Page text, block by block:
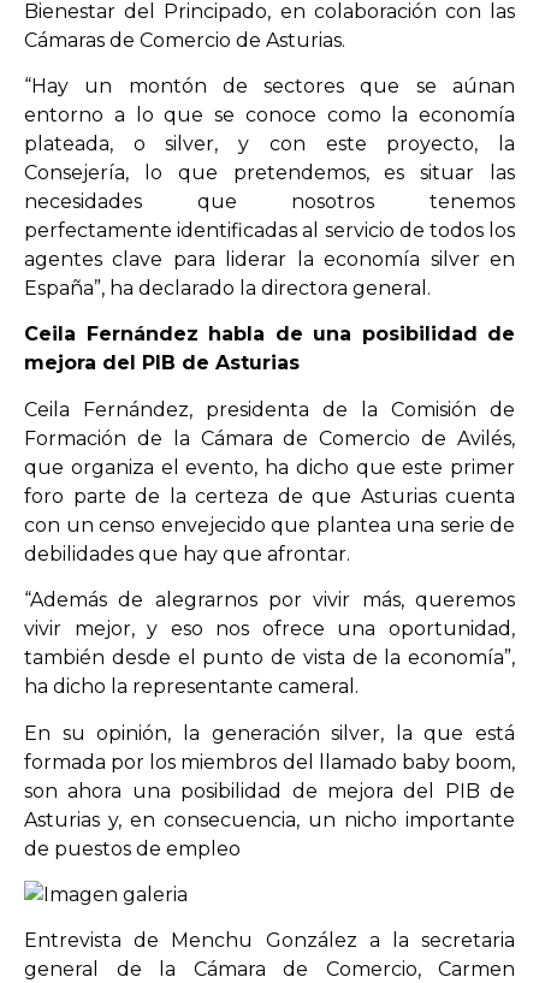
Bienestar del Principado, en colaboración con las
Cámaras de Comercio de Asturias.
“Hay un montón de sectores que se aúnan
entorno a lo que se conoce como la economía
plateada, o silver, y con este proyecto, la
Consejería, lo que pretendemos, es situar las
necesidades que nosotros tenemos
perfectamente identificadas al servicio de todos los
agentes clave para liderar la economía silver en
España”, ha declarado la directora general.
Ceila Fernández habla de una posibilidad de
mejora del PIB de Asturias
Ceila Fernández, presidenta de la Comisión de
Formación de la Cámara de Comercio de Avilés,
que organiza el evento, ha dicho que este primer
foro parte de la certeza de que Asturias cuenta
con un censo envejecido que plantea una serie de
debilidades que hay que afrontar.
“Además de alegrarnos por vivir más, queremos
vivir mejor, y eso nos ofrece una oportunidad,
también desde el punto de vista de la economía”,
ha dicho la representante cameral.
En su opinión, la generación silver, la que está
formada por los miembros del llamado baby boom,
son ahora una posibilidad de mejora del PIB de
Asturias y, en consecuencia, un nicho importante
de puestos de empleo
Entrevista de Menchu González a la secretaria
general de la Cámara de Comercio, Carmen